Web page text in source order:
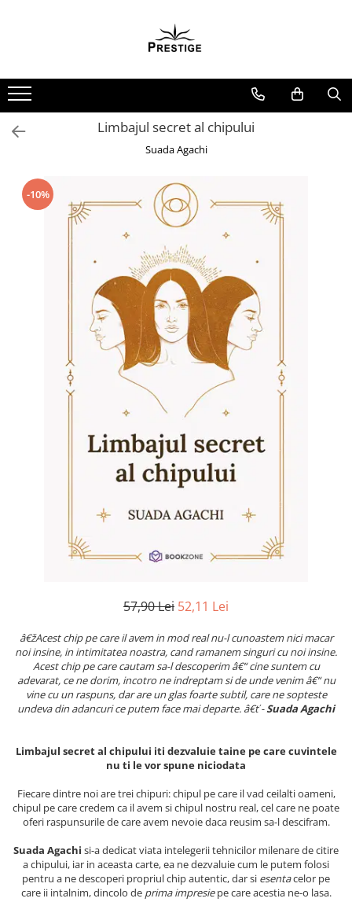
Noutati
Promotii
Pachete Speciale Carti
Arte Divinatorii
Astrologie
Chiromantie
Dezvoltare Spirituala
New Illuminati Files
Numerologie
Paranormal
ScienceConnection
Sanatate
Diete
Gastronomik
Masaj
Medicina & Farmacie
Medicina Pentru Toti
SealfHealing
Starea de bine
Terapii Alternative
Limbajul secret al chipului
Suada Agachi
-10%
57,90 Lei 52,11 Lei
â€žAcest chip pe care il avem in mod real nu-l cunoastem nici macar
noi insine, in intimitatea noastra, cand ramanem singuri cu noi insine.
Acest chip pe care cautam sa-l descoperim â€“ cine suntem cu
adevarat, ce ne dorim, incotro ne indreptam si de unde venim â€“ nu
vine cu un raspuns, dar are un glas foarte subtil, care ne sopteste
undeva din adancuri ce putem face mai departe. â€ť -Suada Agachi
Limbajul secret al chipului iti dezvaluie taine pe care cuvintele
nu ti le vor spune niciodata
Fiecare dintre noi are trei chipuri: chipul pe care il vad ceilalti oameni,
chipul pe care credem ca il avem si chipul nostru real, cel care ne poate
oferi raspunsurile de care avem nevoie daca reusim sa-l descifram.
Suada Agachi si-a dedicat viata intelegerii tehnicilor milenare de citire
a chipului, iar in aceasta carte, ea ne dezvaluie cum le putem folosi
pentru a ne descoperi propriul chip autentic, dar si esentacelor pe
care ii intalnim, dincolo de prima impresiepe care acestia ne-o lasa.